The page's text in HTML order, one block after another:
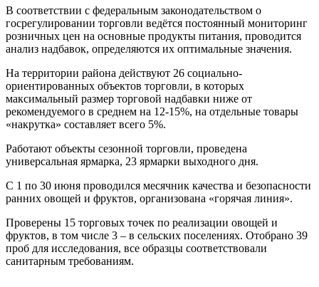
В соответствии с федеральным законодательством о
госрегулировании торговли ведётся постоянный мониторинг
розничных цен на основные продукты питания, проводится
анализ надбавок, определяются их оптимальные значения.
На территории района действуют 26 социально-
ориентированных объектов торговли, в которых
максимальный размер торговой надбавки ниже от
рекомендуемого в среднем на 12-15%, на отдельные товары
«накрутка» составляет всего 5%.
Работают объекты сезонной торговли, проведена
универсальная ярмарка, 23 ярмарки выходного дня.
С 1 по 30 июня проводился месячник качества и безопасности
ранних овощей и фруктов, организована «горячая линия».
Проверены 15 торговых точек по реализации овощей и
фруктов, в том числе 3 – в сельских поселениях. Отобрано 39
проб для исследования, все образцы соответствовали
санитарным требованиям.